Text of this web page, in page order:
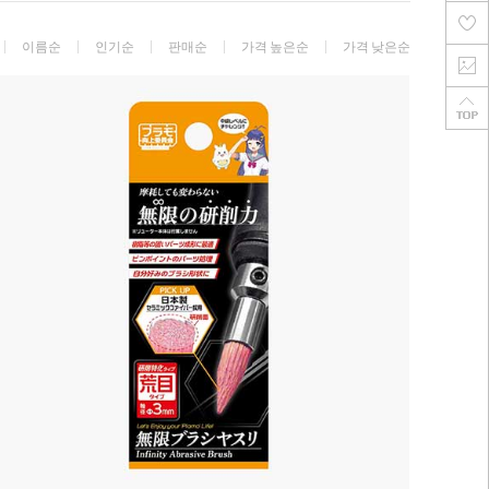
이름순 인기순 판매순 가격 높은순 가격 낮은순